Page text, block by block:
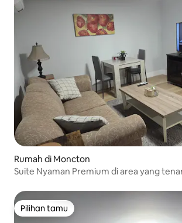
Rumah di Moncton
Suite Nyaman Premium di area yang
Pilihan tamu
Pilihan tamu